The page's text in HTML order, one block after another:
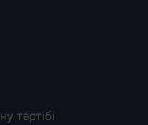
тәртібі